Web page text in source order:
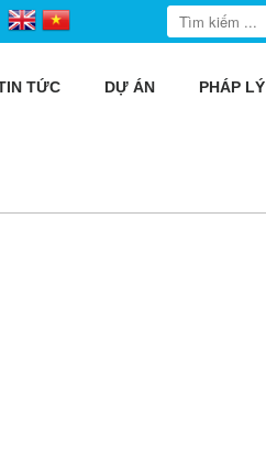
TỨC DỰ ÁN PHÁP LÝ